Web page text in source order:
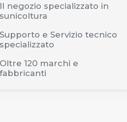
Il negozio specializzato in
sunicoltura
Supporto e Servizio tecnico
specializzato
Oltre 120 marchi e
fabbricanti